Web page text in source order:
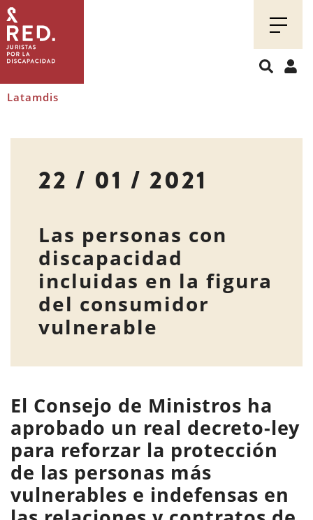
Juristas
por
la
discapacidad
Latamdis
22 / 01 / 2021
Las personas con
discapacidad
incluidas en la figura
del consumidor
vulnerable
El Consejo de Ministros ha
aprobado un real decreto-ley
para reforzar la protección
de las personas más
vulnerables e indefensas en